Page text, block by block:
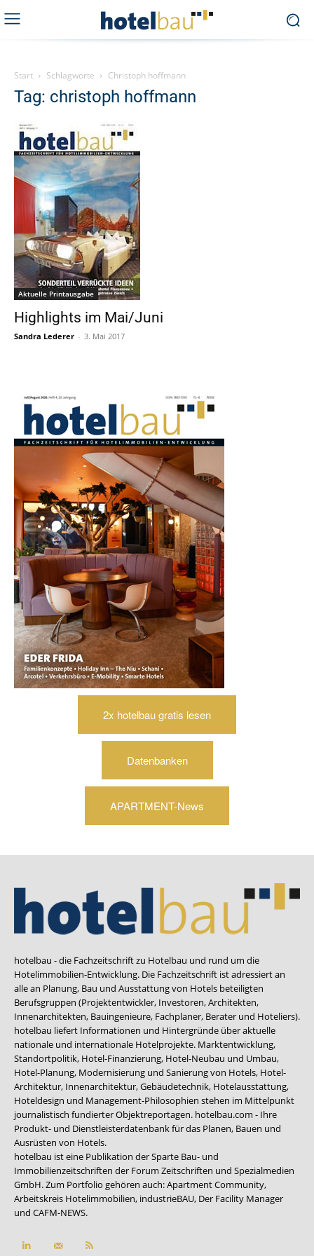
Start Schlagworte Christoph hoffmann
Tag: christoph hoffmann
Aktuelle Printausgabe
Highlights im Mai/Juni
Sandra Lederer - 3. Mai 2017
2x hotelbau gratis lesen
Datenbanken
APARTMENT-News
hotelbau - die Fachzeitschrift zu Hotelbau und rund um die
Hotelimmobilien-Entwicklung. Die Fachzeitschrift ist adressiert an
alle an Planung, Bau und Ausstattung von Hotels beteiligten
Berufsgruppen (Projektentwickler, Investoren, Architekten,
Innenarchitekten, Bauingenieure, Fachplaner, Berater und Hoteliers).
hotelbau liefert Informationen und Hintergründe über aktuelle
nationale und internationale Hotelprojekte. Marktentwicklung,
Standortpolitik, Hotel-Finanzierung, Hotel-Neubau und Umbau,
Hotel-Planung, Modernisierung und Sanierung von Hotels, Hotel-
Architektur, Innenarchitektur, Gebäudetechnik, Hotelausstattung,
Hoteldesign und Management-Philosophien stehen im Mittelpunkt
journalistisch fundierter Objektreportagen. hotelbau.com - Ihre
Produkt- und Dienstleisterdatenbank für das Planen, Bauen und
Ausrüsten von Hotels.
hotelbau ist eine Publikation der Sparte Bau- und
Immobilienzeitschriften der Forum Zeitschriften und Spezialmedien
GmbH. Zum Portfolio gehören auch:Apartment Community,
Arbeitskreis Hotelimmobilien, industrieBAU, Der Facility Manager
und CAFM-NEWS.